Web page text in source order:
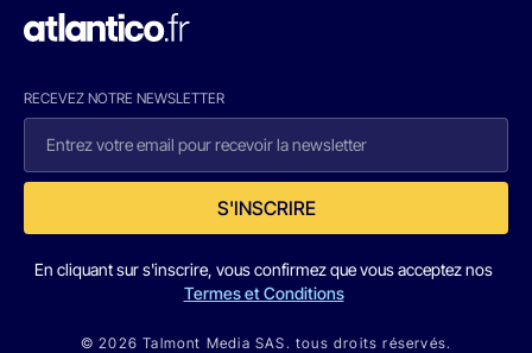
RECEVEZ NOTRE NEWSLETTER
S'INSCRIRE
En cliquant sur s'inscrire, vous confirmez que vous acceptez nos
Termes et Conditions
© 2026 Talmont Media SAS. tous droits réservés.